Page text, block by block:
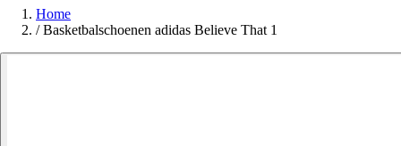
Home
/ Basketbalschoenen adidas Believe That 1